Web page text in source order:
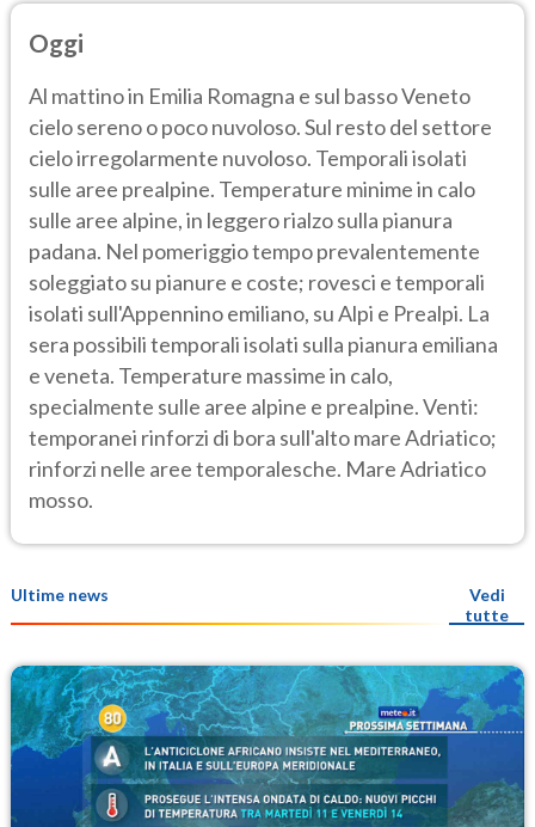
Oggi
Al mattino in Emilia Romagna e sul basso Veneto
cielo sereno o poco nuvoloso. Sul resto del settore
cielo irregolarmente nuvoloso. Temporali isolati
sulle aree prealpine. Temperature minime in calo
sulle aree alpine, in leggero rialzo sulla pianura
padana. Nel pomeriggio tempo prevalentemente
soleggiato su pianure e coste; rovesci e temporali
isolati sull'Appennino emiliano, su Alpi e Prealpi. La
sera possibili temporali isolati sulla pianura emiliana
e veneta. Temperature massime in calo,
specialmente sulle aree alpine e prealpine. Venti:
temporanei rinforzi di bora sull'alto mare Adriatico;
rinforzi nelle aree temporalesche. Mare Adriatico
mosso.
Ultime news
Vedi
tutte